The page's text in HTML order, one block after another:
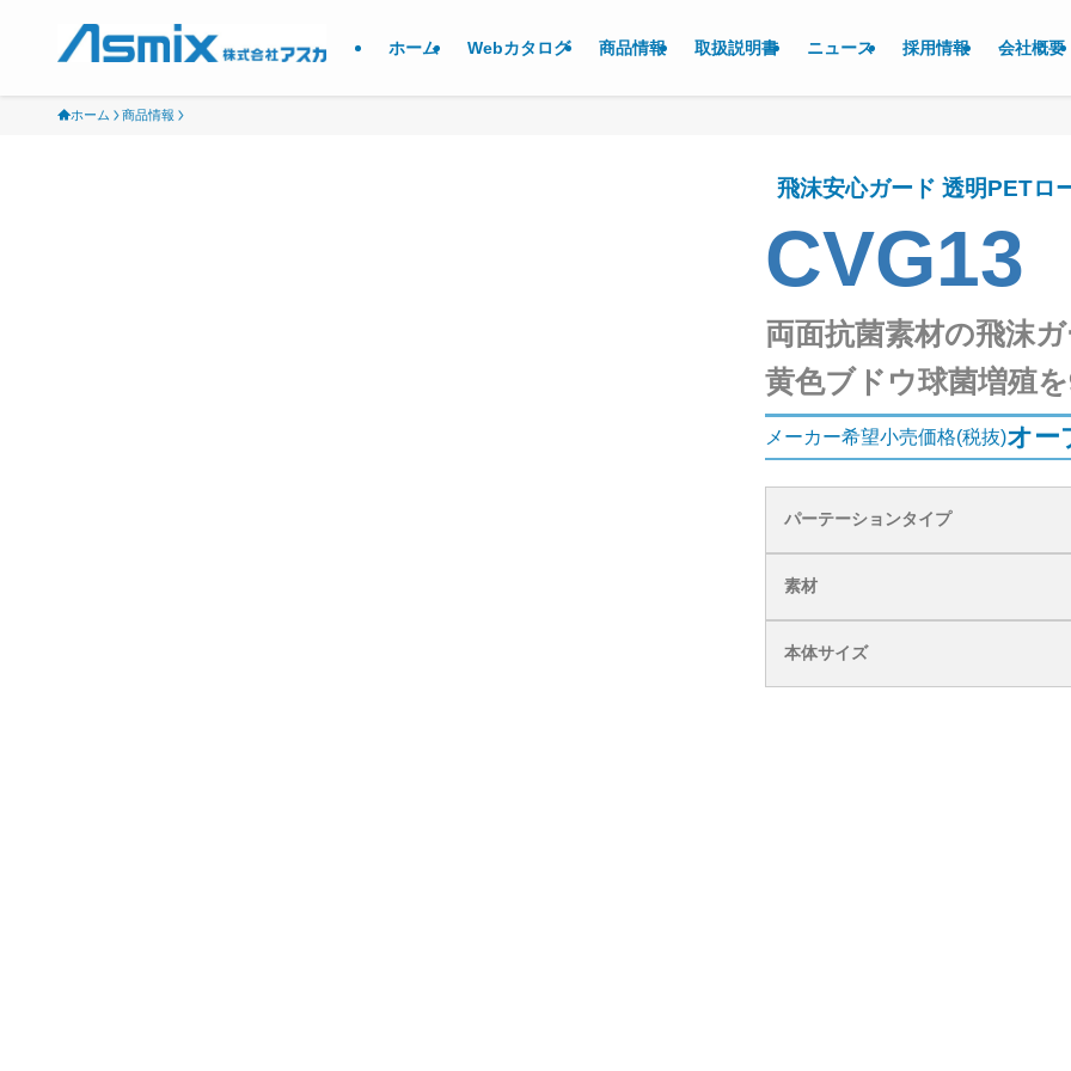
ホーム Webカタログ 商品情報 取扱説明書 ニュース 採用情報 会社概要
ホーム 商品情報
飛沫安心ガード 透明PETロ
CVG13
両面抗菌素材の飛沫
黄色ブドウ球菌増殖
メーカー希望小売価格(税抜)オー
パーテーションタイプ
素材
本体サイズ